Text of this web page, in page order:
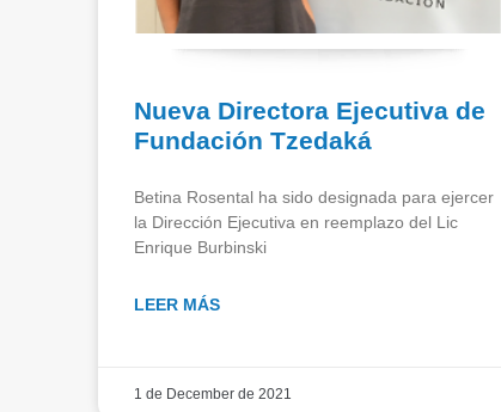
Nueva Directora Ejecutiva de
Fundación Tzedaká
Betina Rosental ha sido designada para ejercer
la Dirección Ejecutiva en reemplazo del Lic
Enrique Burbinski
LEER MÁS
1 de December de 2021